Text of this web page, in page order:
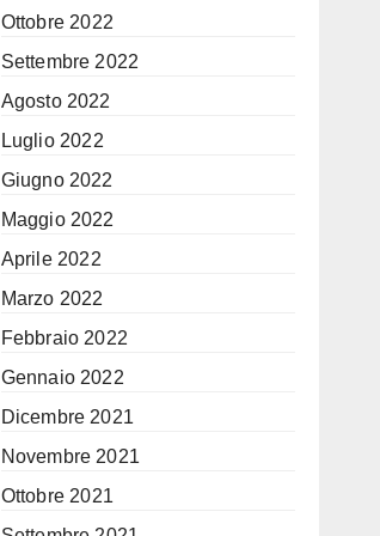
Ottobre 2022
Settembre 2022
Agosto 2022
Luglio 2022
Giugno 2022
Maggio 2022
Aprile 2022
Marzo 2022
Febbraio 2022
Gennaio 2022
Dicembre 2021
Novembre 2021
Ottobre 2021